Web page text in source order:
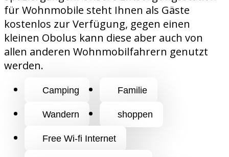
für Wohnmobile steht Ihnen als Gäste
kostenlos zur Verfügung, gegen einen
kleinen Obolus kann diese aber auch von
allen anderen Wohnmobilfahrern genutzt
werden.
Camping Familie
Wandern shoppen
Free Wi-fi Internet